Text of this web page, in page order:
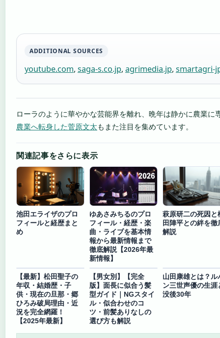
ADDITIONAL SOURCES
youtube.com, saga-s.co.jp, agrimedia.jp, smartagri-
ローラのように華やかな芸能界を離れ、晩年は静かに農業に
農業へ転身した菅原文太もまた注目を集めています。
関連記事をさらに表示
池田エライザのプロ
フィールと経歴まと
め
ゆあさみちるのプロ
フィール・経歴・楽
曲・ライブを基本情
報から最新情報まで
徹底解説【2026年最
新情報】
萩原研二の死因と
田陣平との絆を徹
解説
【最新】松田聖子の
年収・結婚歴・子
供・現在の旦那・郷
ひろみ破局理由・近
況を完全網羅！
【2025年最新】
【男女別】【完全
版】面長に似合う髪
型ガイド｜NGスタイ
ル・似合わせのコ
ツ・前髪ありなしの
選び方も解説
山田康雄とは？ル
ン三世声優の生涯
没後30年